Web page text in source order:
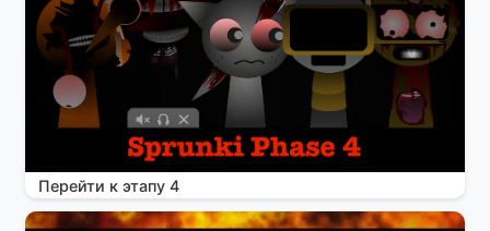
Перейти к этапу 4